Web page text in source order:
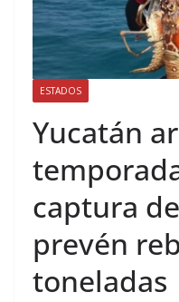
ESTADOS
Yucatán
captura
prevén
toneladas